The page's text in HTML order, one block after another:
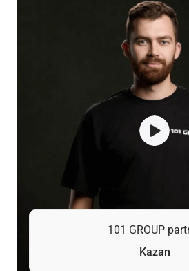
101 GROUP
Kazan